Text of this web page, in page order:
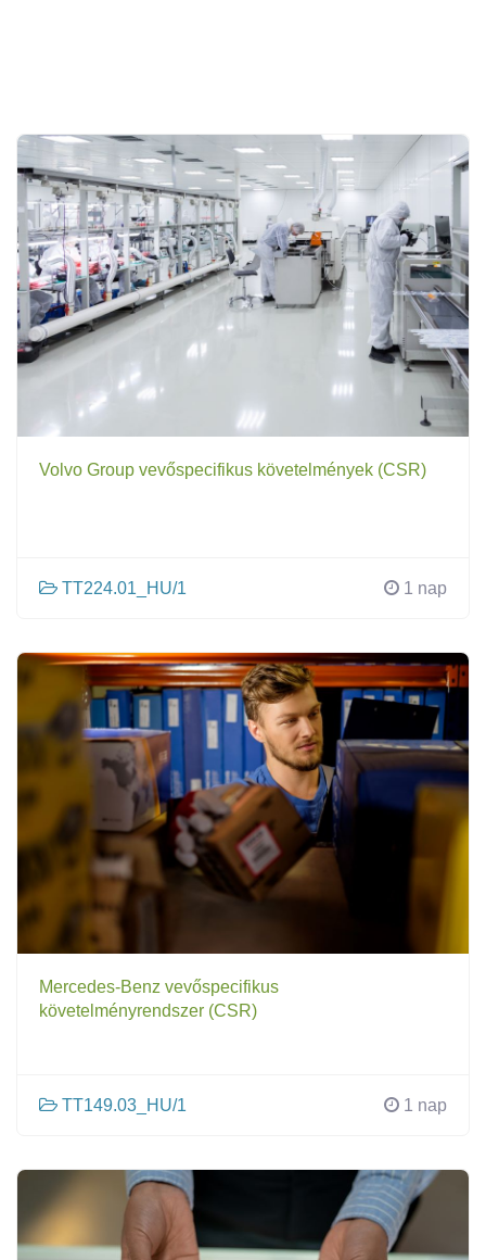
Volvo Group vevőspecifikus követelmények (CSR)
TT224.01_HU/1 1 nap
Mercedes-Benz vevőspecifikus
követelményrendszer (CSR)
TT149.03_HU/1 1 nap